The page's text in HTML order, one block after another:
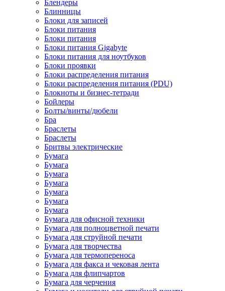
Блендеры
Блинницы
Блоки для записей
Блоки питания
Блоки питания
Блоки питания Gigabyte
Блоки питания для ноутбуков
Блоки проявки
Блоки распределения питания
Блоки распределения питания (PDU)
Блокноты и бизнес-тетради
Бойлеры
Болты/винты/дюбели
Бра
Браслеты
Браслеты
Бритвы электрические
Бумага
Бумага
Бумага
Бумага
Бумага
Бумага
Бумага
Бумага для офисной техники
Бумага для полноцветной печати
Бумага для струйной печати
Бумага для творчества
Бумага для термопереноса
Бумага для факса и чековая лента
Бумага для флипчартов
Бумага для черчения